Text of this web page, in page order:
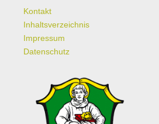
Kontakt
Inhaltsverzeichnis
Impressum
Datenschutz